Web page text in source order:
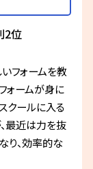
2位
フォームを教
ォームが身に
クールに入る
最近は力を抜
り、効率的な